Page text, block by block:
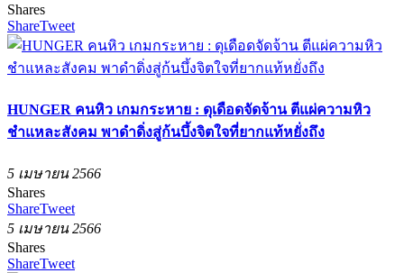
Shares
ShareTweet
HUNGER คนหิว เกมกระหาย : ดุเดือดจัดจ้าน ตีแผ่ความหิว
ชำแหละสังคม พาดำดิ่งสู่ก้นบึ้งจิตใจที่ยากแท้หยั่งถึง
5 เมษายน 2566
Shares
ShareTweet
5 เมษายน 2566
Shares
ShareTweet